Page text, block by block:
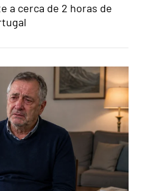
a cerca de 2 horas de